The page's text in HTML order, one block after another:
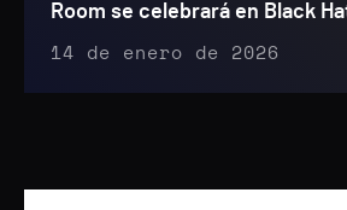
Room se celebrará en Black
14 de enero de 2026